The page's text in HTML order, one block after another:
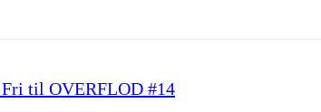
til OVERFLOD #14